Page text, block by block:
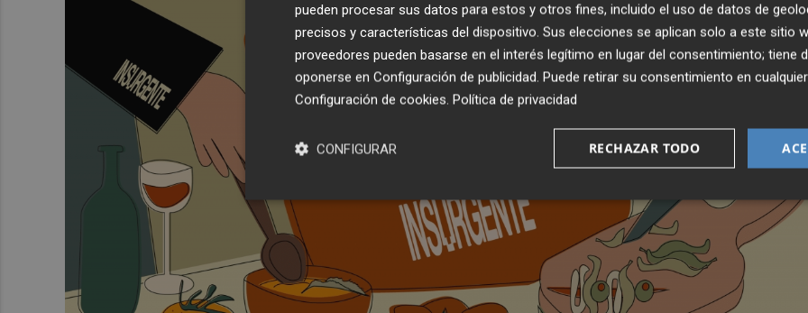
pueden procesar sus datos para estos y otros fines, incluido el uso de datos de
precisos y características del dispositivo. Sus elecciones se aplican solo a este sitio
proveedores pueden basarse en el interés legítimo en lugar del consentimiento; tiene
oponerse en Configuración de publicidad. Puede retirar su consentimiento en
Configuración de cookies. Política de privacidad
RECHAZAR TODO
CONFIGURAR